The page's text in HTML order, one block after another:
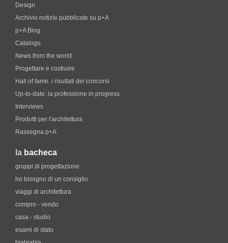
Design
Archivio notizie pubblicate su p+A
p+A Blog
Catalogo
News from the world
Progettare e costruire
Hall of fame. i risultati dei concorsi
Up-to-date: la professione in progress
Interviews
Prodotti per l'architettura
Rassegna p+A
la bacheca
gruppi di progettazione
ho bisogno di un consiglio
viaggi di architettura
compro - vendo
casa - studio
esami di stato